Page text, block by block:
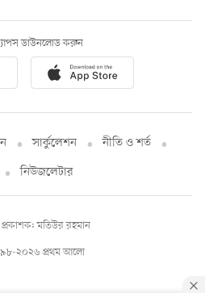
ডাউনলোড করুন
সার্কুলেশন
নীতি ও শর্ত
নিউজলেটার
২০২৬ প্রথম আলো
মতিউর রহমান